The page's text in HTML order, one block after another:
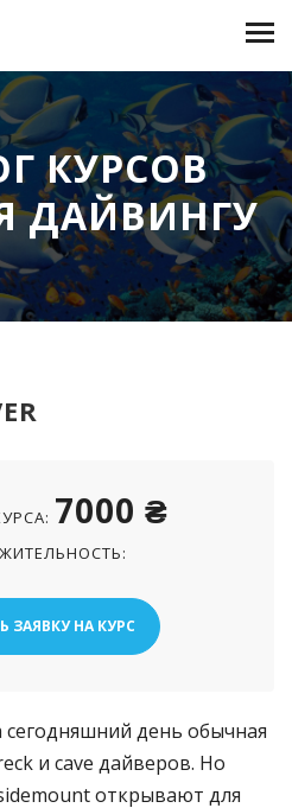
КУРСОВ
ДАЙВИНГУ
7000 ₴
ЗАЯВКУ НА КУРС
сегодняшний день обычная
и cave дайверов. Но
открывают для